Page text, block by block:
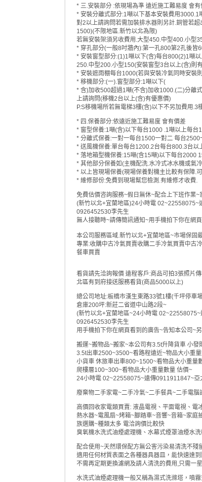
* 三.安裝部分 :依現場為準 遠近施工難易度 會有
* 安裝分離式部分:1噸以下基本安裝費用
對2以上請詢問若需加裝排水器則另計.銅管若
1500)(不限地區.新竹以北為限)
若無安裝架須另收費用.大型450.中型400.小型
* 穿孔部分(一般8吋牆內):第一孔800第2孔後皆
* 安裝窗型部分:(1)1噸以下(含)每台800(2)1噸
250.中型200.小型150(安裝窗型3台以上(含)則
* 安裝遮雨棚每台1000(若與安裝冷氣同時安裝
* 移機部分:(一).窗型部分:1噸以下(
* 含)加收500超過1噸(不含)加收1000.(二)分離
上請詢問(移機2台以上(含)有優惠價)
P.S移機場所若無電梯3樓(含)以下不另加費用.3
* 四.保養部分:依遠近施工難易度 會有價差
* 窗型保養:1噸(含)以下每台1000 .1噸以上每台
* 分離式保養:一對一每台1500一對二 每台
* 送風機保養:單台每台1200.2台每台800.3台以
* 落地箱型機保養:15噸(含15噸)以下每台2000
* 其他部分保養如(主機配洗.水冷式冰水機或氣
* 以上皆現場保養(現場保養對機主比較有保障.
* 維修部份:免費到現場幫您檢測.有維修才收費.
免費估價咨詢服務~假日無休~配合上下班作業
(新竹以北+宜蘭地區)24小時電
0926452530李先生
無人接聽時~請傳簡訊通知~用手機拍下你在網
本公司服務區域.新竹以北+宜蘭地區~市場保固
專業:收購中古冷氣買賣收購二手冷氣買賣中古
餐車買賣
看貨請先洽詢報價 遠程客戶:商品可拍3張照片
北區有到府接送服務看貨(商品5000以上)
總公司地址:板橋市漢生東路33號1樓(千坪停車
倉庫200坪:新莊二省道中山路2段~
(新竹以北+宜蘭地區~24小時電
0926452530李先生
用手機拍下你在網頁看到的廣告~告知本公司~
搬運~搬物品~搬家~本公司有3.5t升降貨車 小發
3.5t出車2500~3500~看路程遠近~物品大小重
小貨車 休旅車出車800~1500~看物品大小重量
爬樓層100~300~看物品大小重量數量 估價~
24小時電 02~22558075~遠傳0911911847~
廢棄物二手家電~二手冷氣~二手餐具~二手電
高價回收家電類買賣: 液晶電視、平面電視、
熱水器~電風扇~烤箱~腳踏車~音響~音箱~家庭
族選購~種類太多 電洽詢價比較快
臭氧機水洗式油煙處理機、水幕式煙罩油煙水
配合使用~天然環保配方無公害污染易清洗不殘
適用任何材質表面之各種器具器皿，能快速達
不需再定期更換濾網及請人清洗的費用,只需一
水洗式油煙處理機一般又稱為濕式洗滌塔，噴